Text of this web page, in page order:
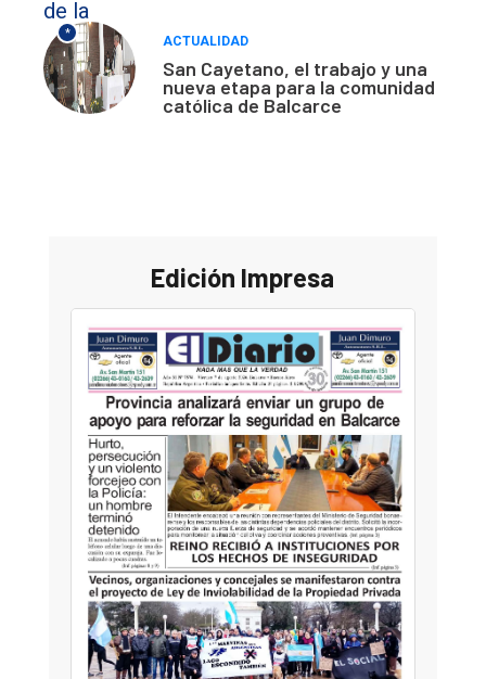
*
ACTUALIDAD
San Cayetano, el trabajo y una
nueva etapa para la comunidad
católica de Balcarce
Edición Impresa